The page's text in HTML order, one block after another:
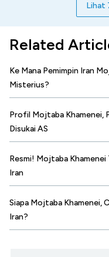
Lihat
Related
Ke Mana Pemimpin Iran
Misterius?
Profil Mojtaba Khamenei,
Disukai AS
Resmi! Mojtaba
Iran
Siapa Mojtaba Khamenei,
Iran?